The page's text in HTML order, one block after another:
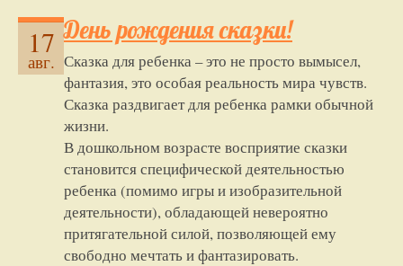
17
авг.
День рождения сказки!
Сказка для ребенка – это не просто вымысел,
фантазия, это особая реальность мира чувств.
Сказка раздвигает для ребенка рамки обычной
жизни.
В дошкольном возрасте восприятие сказки
становится специфической деятельностью
ребенка (помимо игры и изобразительной
деятельности), обладающей невероятно
притягательной силой, позволяющей ему
свободно мечтать и фантазировать.